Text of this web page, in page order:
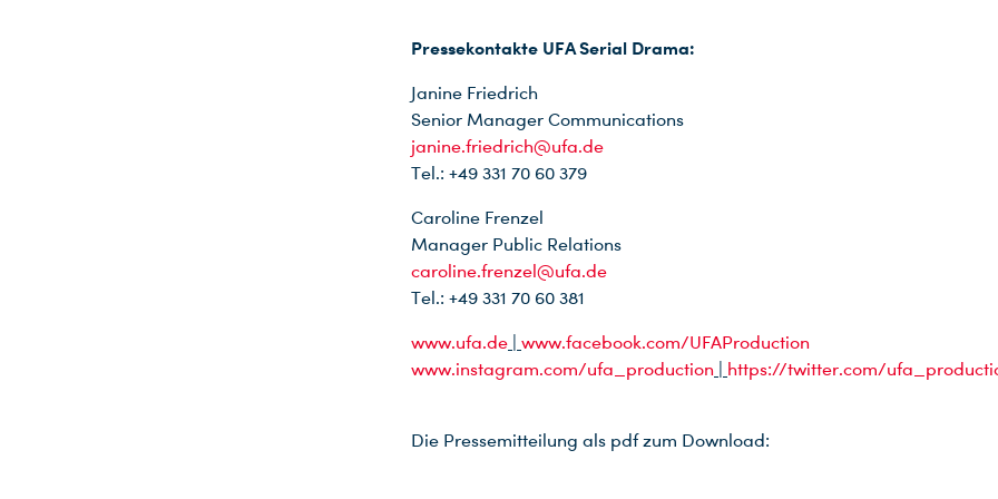
Pressekontakte UFA Serial Drama:
Janine Friedrich
Senior Manager Communications
janine.friedrich@ufa.de
Tel.: +49 331 70 60 379
Caroline Frenzel
Manager Public Relations
caroline.frenzel@ufa.de
Tel.: +49 331 70 60 381
www.ufa.de
www.facebook.com/UFAProduction
www.instagram.com/ufa_production
https://twitter.com/
Die Pressemitteilung als pdf zum Download: